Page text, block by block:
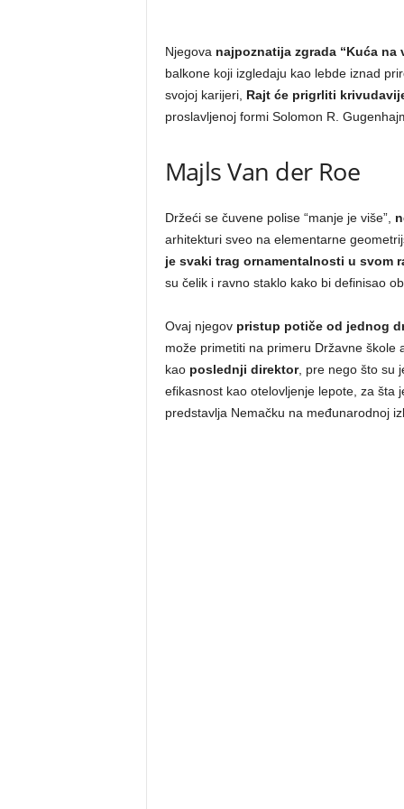
Njegova najpoznatija zgrada “Kuća na
balkone koji izgledaju kao lebde iznad
svojoj karijeri, Rajt će prigrliti
proslavljenoj formi Solomon R.
Majls Van der Roe
Držeći se čuvene polise “manje je više”,
arhitekturi sveo na elementarne
je svaki trag ornamentalnosti u svom
su čelik i ravno staklo kako bi definisao
Ovaj njegovpristup potiče od jednog
može primetiti na primeru Državne škole
kao poslednji direktor, pre nego što su
efikasnost kao otelovljenje lepote, za šta
predstavlja Nemačku na međunarodnoj